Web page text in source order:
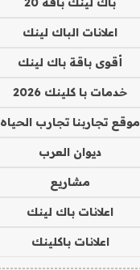
اعلانات الباك لينك
أقوى باقة باك لينك
خدمات با كلينك 2026
موقع تجاربنا تجارب الحياه
ديوان العرب
مشاريع
اعلانات باك لينك
اعلانات باكلينك